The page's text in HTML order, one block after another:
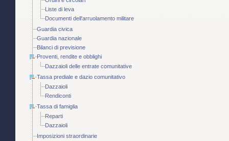
Liste di leva
Documenti dell'arruolamento militare
Guardia civica
Guardia nazionale
Bilanci di previsione
Proventi, rendite e obblighi
Dazzaioli delle entrate comunitative
Tassa prediale e dazio comunitativo
Dazzaioli
Rendiconti
Tassa di famiglia
Reparti
Dazzaioli
Imposizioni straordinarie